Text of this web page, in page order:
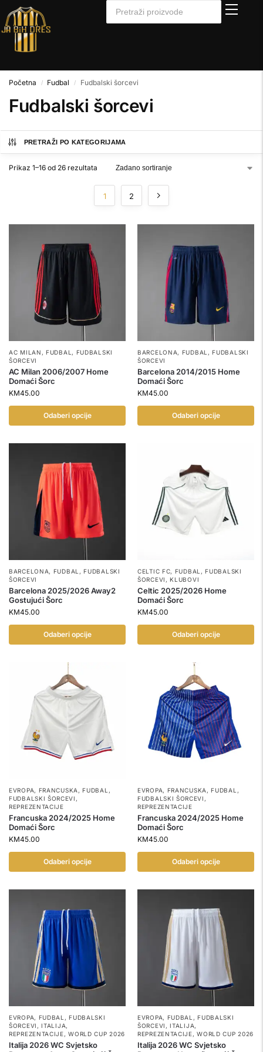
Početna / Fudbal / Fudbalski šorcevi
Fudbalski šorcevi
PRETRAŽI PO KATEGORIJAMA
Prikaz 1–16 od 26 rezultata
1 2
AC MILAN ,FUDBAL , FUDBALSKI
ŠORCEVI
AC Milan 2006/2007 Home
Domaći Šorc
KM45.00
Odaberi opcije
BARCELONA, FUDBAL ,FUDBALSKI
ŠORCEVI
Barcelona 2014/2015 Home
Domaći Šorc
KM45.00
Odaberi opcije
BARCELONA, FUDBAL ,FUDBALSKI
ŠORCEVI
Barcelona 2025/2026 Away2
Gostujući Šorc
KM45.00
Odaberi opcije
CELTIC FC, FUDBAL ,FUDBALSKI
ŠORCEVI ,KLUBOVI
Celtic 2025/2026 Home
Domaći Šorc
KM45.00
Odaberi opcije
EVROPA, FRANCUSKA ,FUDBAL ,
FUDBALSKI ŠORCEVI ,
REPREZENTACIJE
Francuska 2024/2025 Home
Domaći Šorc
KM45.00
Odaberi opcije
EVROPA, FRANCUSKA ,FUDBAL ,
FUDBALSKI ŠORCEVI ,
REPREZENTACIJE
Francuska 2024/2025 Home
Domaći Šorc
KM45.00
Odaberi opcije
EVROPA, FUDBAL ,FUDBALSKI
ŠORCEVI ,ITALIJA,
REPREZENTACIJE,WORLD CUP 2026
Italija 2026 WC Svjetsko
EVROPA, FUDBAL ,FUDBALSKI
ŠORCEVI ,ITALIJA,
REPREZENTACIJE,WORLD CUP 2026
Italija 2026 WC Svjetsko